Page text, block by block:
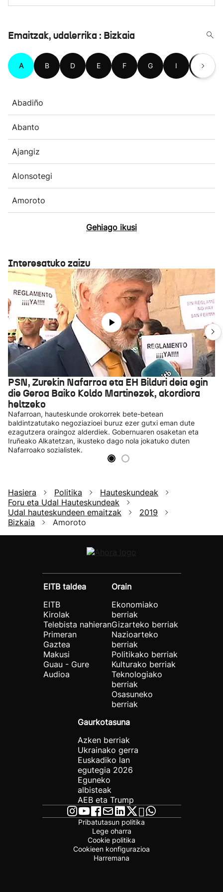
Emaitzak, udalerrika : Bizkaia
A B D E F G I J
Abadiño
Abanto
Ajangiz
Alonsotegi
Amoroto
Gehiago ikusi
Interesatuko zaizu
PSN, Zurekin Nafarroa eta EH Bilduri deia egin
die Geroa Baiko Koldo Martinezek, akordiora
heltzeko
Nafarroan, hauteskunde orokorrek bete-betean
baldintzatutako negoziazioei buruz ezer gutxi eman dute
ezagutzera oraingoz alderdiek. Gobernuaren osaketan eta
Iruñeako Alkatetzan, ikusteko dago nola jokatuko duten
Nafarroako sozialistek.
Hasiera Politika
Hauteskundeak
Foru eta Udal Hauteskundeak
Udal hauteskundeen emaitzak
2019
Bizkaia
Amoroto
EITB taldea
EITB
Kirolak
Telebista nahieran
Primeran
Gaztea
Makusi
Guau - Gure
Audioa
Orain
Ekonomiako
berriak
Gizarteko berriak
Nazioarteko
berriak
Politikako berriak
Kulturako berriak
Teknologiako
berriak
Osasuneko
berriak
Gaurkotasuna
Azken berriak
Ukrainako gerra
Euskadiko lan
egutegia 2026
Eguneko
albisteak
AEB eta Trump
Pribatutasun politika
Lege oharra
Cookie politika
Cookieen konfigurazioa
Harremana